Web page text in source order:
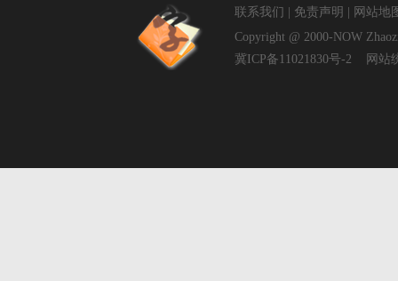
联系我们 免责声明
网站地
Copyright @ 2000-NOW
冀ICP备11021830号-2
网站